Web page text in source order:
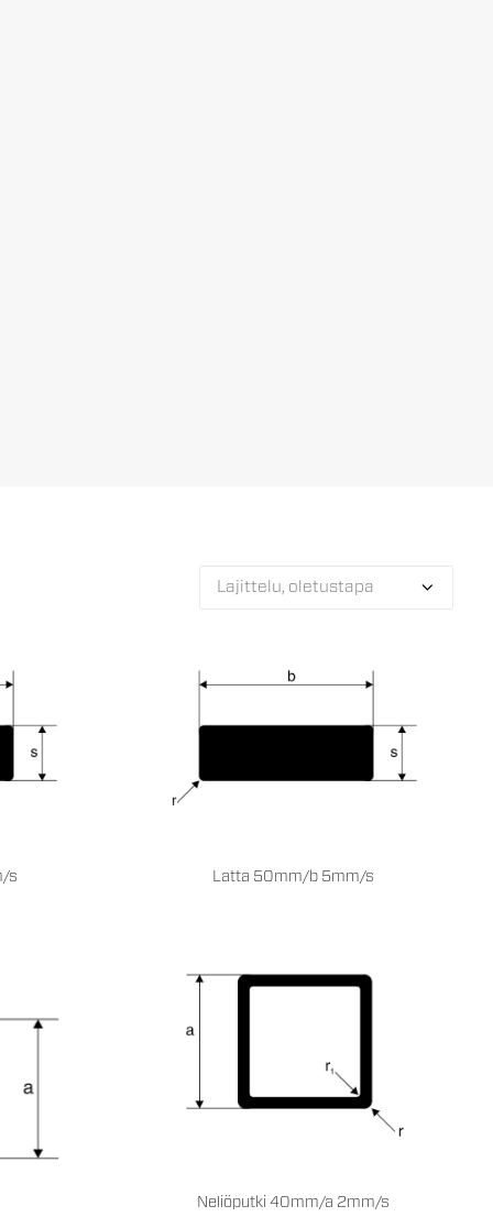
s Latta 50mm/b 5mm/s
Neliöputki 40mm/a 2mm/s